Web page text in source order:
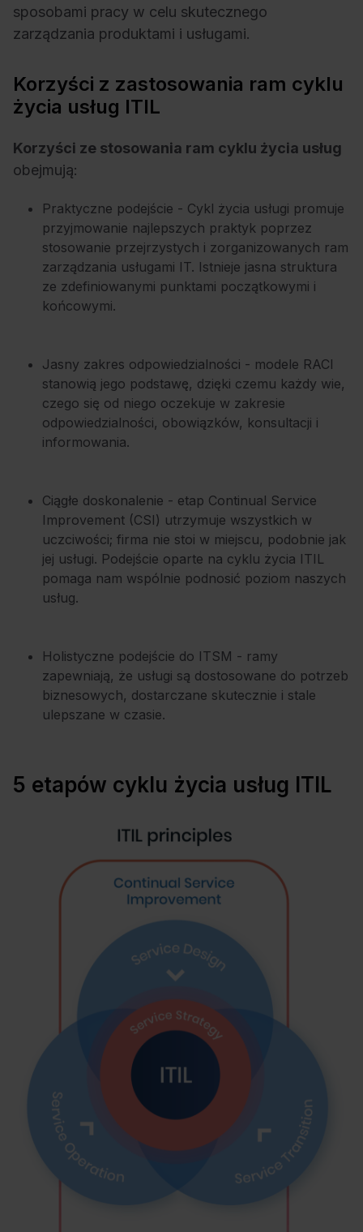
sposobami pracy w celu skutecznego
zarządzania produktami i usługami.
Korzyści z zastosowania ram cyklu
życia usług ITIL
Korzyści ze stosowania ram cyklu życia usług
obejmują:
Praktyczne podejście - Cykl życia usługi promuje
przyjmowanie najlepszych praktyk poprzez
stosowanie przejrzystych i zorganizowanych ram
zarządzania usługami IT. Istnieje jasna struktura
ze zdefiniowanymi punktami początkowymi i
końcowymi.
Jasny zakres odpowiedzialności - modele RACI
stanowią jego podstawę, dzięki czemu każdy wie,
czego się od niego oczekuje w zakresie
odpowiedzialności, obowiązków, konsultacji i
informowania.
Ciągłe doskonalenie - etap Continual Service
Improvement (CSI) utrzymuje wszystkich w
uczciwości; firma nie stoi w miejscu, podobnie jak
jej usługi. Podejście oparte na cyklu życia ITIL
pomaga nam wspólnie podnosić poziom naszych
usług.
Holistyczne podejście do ITSM - ramy
zapewniają, że usługi są dostosowane do potrzeb
biznesowych, dostarczane skutecznie i stale
ulepszane w czasie.
5 etapów cyklu życia usług ITIL